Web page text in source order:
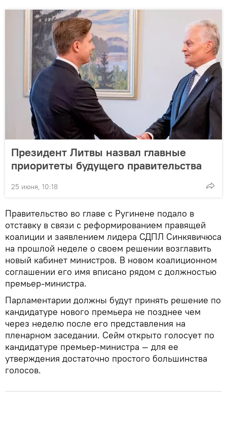
Президент Литвы назвал главные
приоритеты будущего правительства
25 июня, 10:18
Правительство во главе с Ругинене подало в
отставку в связи с реформированием правящей
коалиции и заявлением лидера СДПЛ Синкявичюса
на прошлой неделе о своем решении возглавить
новый кабинет министров. В новом коалиционном
соглашении его имя вписано рядом с должностью
премьер-министра.
Парламентарии должны будут принять решение по
кандидатуре нового премьера не позднее чем
через неделю после его представления на
пленарном заседании. Сейм открыто голосует по
кандидатуре премьер-министра — для ее
утверждения достаточно простого большинства
голосов.